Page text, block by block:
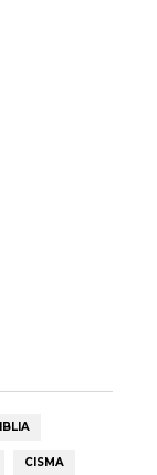
CISMA